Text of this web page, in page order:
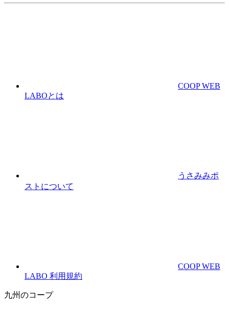
COOP WEB
LABOとは
うさみみポ
ストについて
COOP WEB
LABO 利用規約
九州のコープ